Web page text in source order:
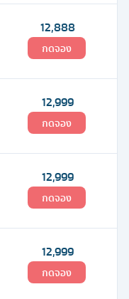
12,888
กดจอง
12,999
กดจอง
12,999
กดจอง
12,999
กดจอง